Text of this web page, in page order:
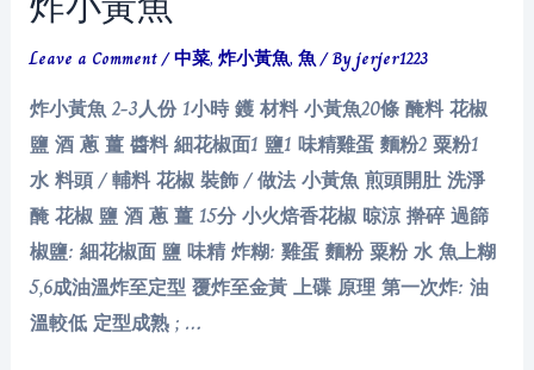
Leave a Comment/中菜,炸小黃魚,魚/ Byjerjer1223
炸小黃魚 2-3人份 1小時 鑊 材料 小黃魚20條 醃料 花椒
鹽 酒 蔥 薑 醬料 細花椒面1 鹽1 味精雞蛋 麵粉2 粟粉1
水 料頭 / 輔料 花椒 裝飾 / 做法 小黃魚 煎頭開肚 洗淨
醃 花椒 鹽 酒 蔥 薑 15分 小火焙香花椒 晾涼 擀碎 過篩
椒鹽: 細花椒面 鹽 味精 炸糊: 雞蛋 麵粉 粟粉 水 魚上糊
5,6成油溫炸至定型 覆炸至金黃 上碟 原理 第一次炸: 油
溫較低 定型成熟 ; …